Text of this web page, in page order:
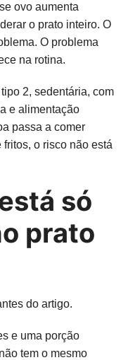
ovo aumenta
o prato inteiro. O
O problema
na rotina.
2, sedentária, com
e alimentação
passa a comer
o risco não está
só
prato
do artigo.
e uma porção
tem o mesmo